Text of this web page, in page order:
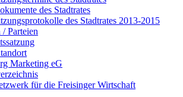
des Stadtrates
des Stadtrates 2013-2015
Parteien
Marketing eG
für die Freisinger Wirtschaft